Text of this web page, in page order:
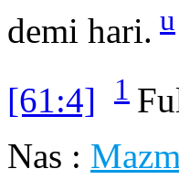
demi hari. u
[61:4] 1
Nas :